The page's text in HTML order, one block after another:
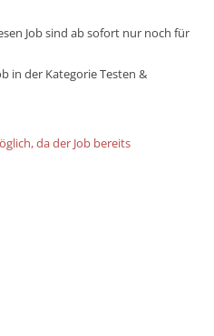
Job sind ab sofort nur noch für
in der Kategorie Testen &
da der Job bereits